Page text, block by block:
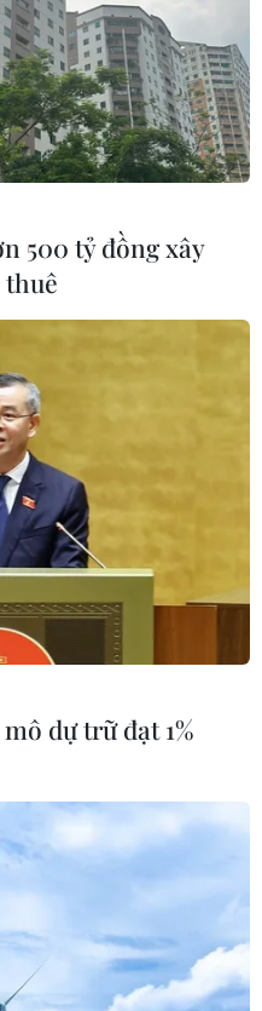
500 tỷ đồng xây
thuê
dự trữ đạt 1%